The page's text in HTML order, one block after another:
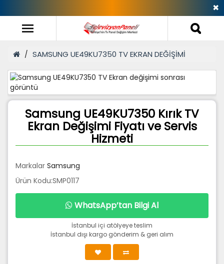
✖
SAMSUNG UE49KU7350 TV EKRAN DEĞİŞİMİ
Samsung UE49KU7350 Kırık TV
Ekran Değişimi Fiyatı ve Servis
Hizmeti
Markalar Samsung
Ürün Kodu:SMP0117
WhatsApp’tan Bilgi Al
İstanbul içi atölyeye teslim
İstanbul dışı kargo gönderim & geri alım